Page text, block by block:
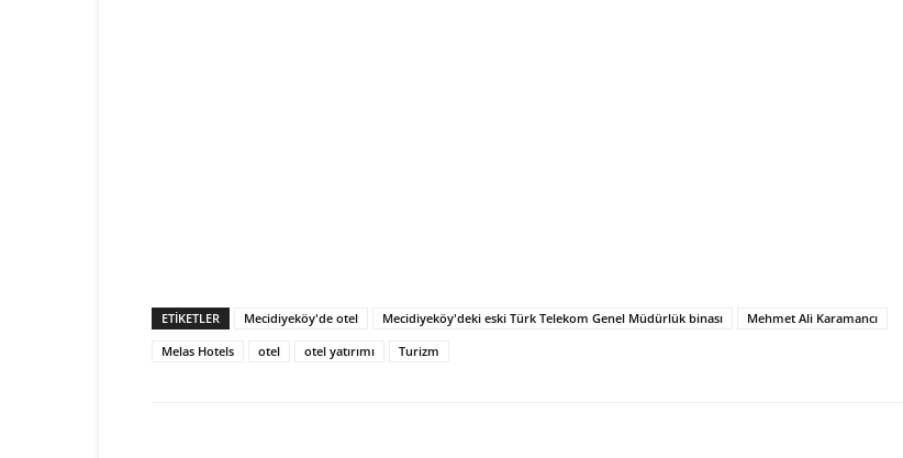
ETIKETLER Mecidiyeköy'de otel Mecidiyeköy'deki eski Türk Telekom Genel Müdürlük binası
Mehmet Ali Karamancı
Melas Hotels
otel otel yatırımı Turizm